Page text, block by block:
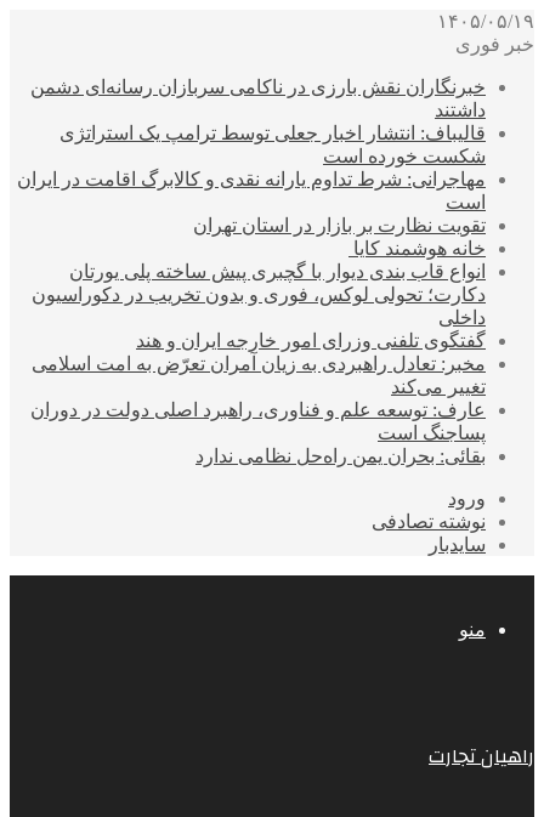
۱۴۰۵/۰۵/۱۹
خبر فوری
خبرنگاران نقش بارزی در ناکامی سربازان رسانه‌ای دشمن
داشتند
قالیباف: انتشار اخبار جعلی توسط ترامپ یک استراتژی
شکست خورده است
مهاجرانی: شرط تداوم یارانه نقدی و کالابرگ اقامت در ایران
است
تقویت نظارت بر بازار در استان تهران
خانه هوشمند کایا
انواع قاب بندی دیوار با گچبری پیش ساخته پلی یورتان
دکارت؛ تحولی لوکس، فوری و بدون تخریب در دکوراسیون
داخلی
گفتگوی تلفنی وزرای امور خارجه ایران و هند
مخبر: تعادل راهبردی به زیان آمران تعرّض به امت اسلامی
تغییر می‌کند
عارف: توسعه علم و فناوری، راهبرد اصلی دولت در دوران
پساجنگ است
بقائی: بحران یمن راه‌حل نظامی ندارد
ورود
نوشته تصادفی
سایدبار
منو
راهیان تجارت